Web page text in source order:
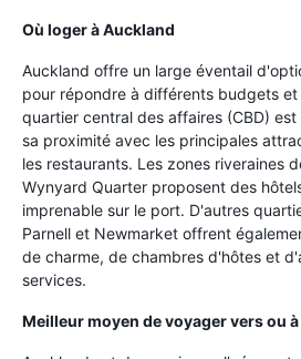
Où loger à Auckland
Auckland offre un large éventail
pour répondre à différents budgets
quartier central des affaires (CBD)
sa proximité avec les principales
les restaurants. Les zones riveraines
Wynyard Quarter proposent des
imprenable sur le port. D'autres
Parnell et Newmarket offrent
de charme, de chambres d'hôtes et
services.
Meilleur moyen de voyager vers ou